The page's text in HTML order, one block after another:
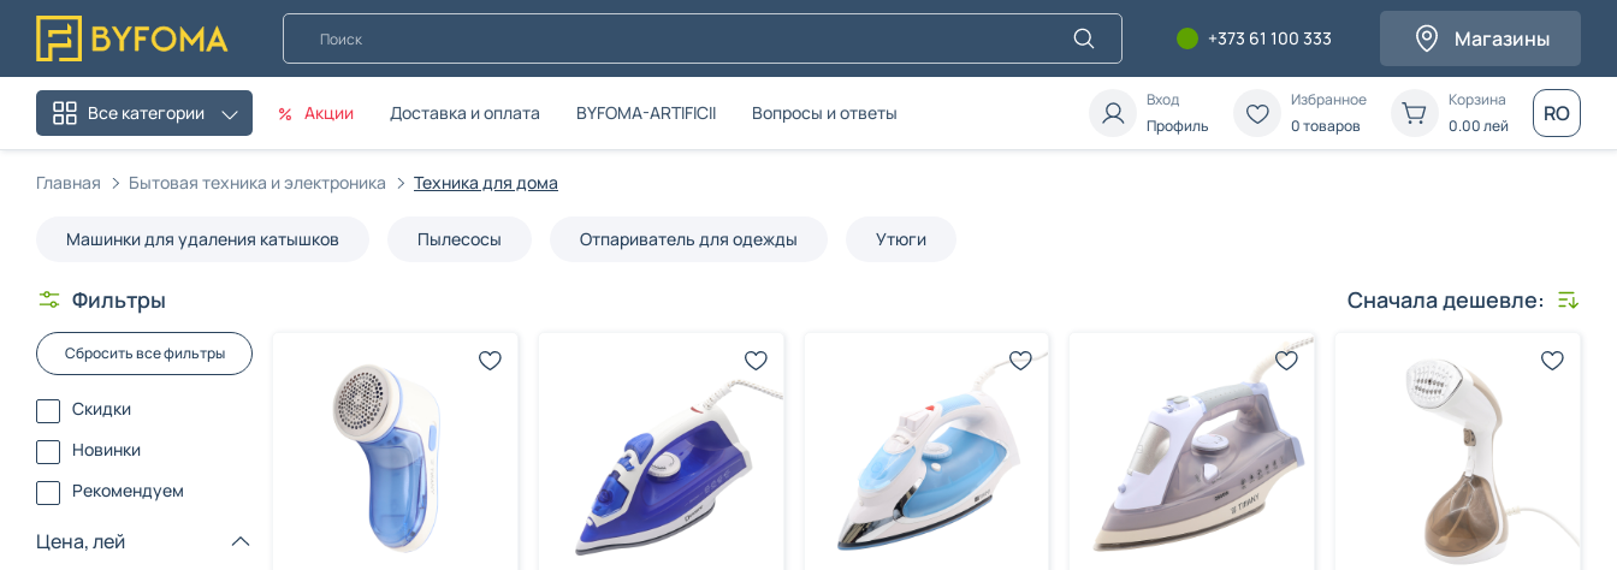
Поиск
+373 61 100 333 Магазины
Все категории Акции Доставка и оплата BYFOMA-ARTIFICII Вопросы и ответы
Вход
Профиль
Избранное
0 товаров
Корзина
0.00лей RO
Главная Бытовая техника и электроника Техника для дома
Машинки для удаления катышков Пылесосы Отпариватель для одежды Утюги
Фильтры Сначала дешевле:
Сбросить все фильтры
Скидки
Новинки
Рекомендуем
Цена, лей